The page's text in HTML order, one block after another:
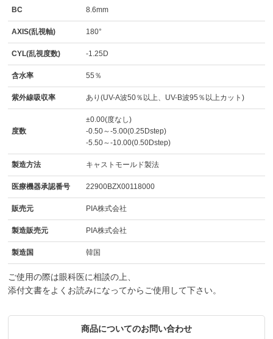
BC 8.6mm
AXIS(乱視軸) 180°
CYL(乱視度数) -1.25D
含水率 55％
紫外線吸収率 あり(UV-A波50％以上、UV-B波95％以上カット)
度数
±0.00(度なし)
-0.50～-5.00(0.25Dstep)
-5.50～-10.00(0.50Dstep)
製造方法 キャストモールド製法
医療機器承認番号 22900BZX00118000
販売元 PIA株式会社
製造販売元 PIA株式会社
製造国 韓国
ご使用の際は眼科医に相談の上、
添付文書をよくお読みになってからご使用して下さい。
商品についてのお問い合わせ